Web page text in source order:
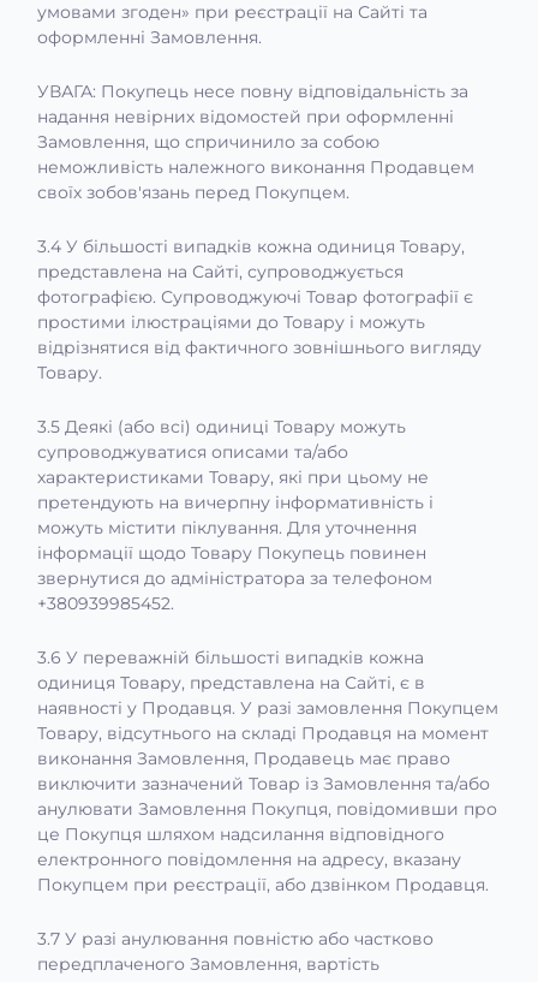
умовами згоден» при реєстрації на Сайті та
оформленні Замовлення.
УВАГА: Покупець несе повну відповідальність за
надання невірних відомостей при оформленні
Замовлення, що спричинило за собою
неможливість належного виконання Продавцем
своїх зобов'язань перед Покупцем.
3.4 У більшості випадків кожна одиниця Товару,
представлена на Сайті, супроводжується
фотографією. Супроводжуючі Товар фотографії є
простими ілюстраціями до Товару і можуть
відрізнятися від фактичного зовнішнього вигляду
Товару.
3.5 Деякі (або всі) одиниці Товару можуть
супроводжуватися описами та/або
характеристиками Товару, які при цьому не
претендують на вичерпну інформативність і
можуть містити піклування. Для уточнення
інформації щодо Товару Покупець повинен
звернутися до адміністратора за телефоном
+380939985452.
3.6 У переважній більшості випадків кожна
одиниця Товару, представлена на Сайті, є в
наявності у Продавця. У разі замовлення Покупцем
Товару, відсутнього на складі Продавця на момент
виконання Замовлення, Продавець має право
виключити зазначений Товар із Замовлення та/або
анулювати Замовлення Покупця, повідомивши про
це Покупця шляхом надсилання відповідного
електронного повідомлення на адресу, вказану
Покупцем при реєстрації, або дзвінком Продавця.
3.7 У разі анулювання повністю або частково
передплаченого Замовлення, вартість